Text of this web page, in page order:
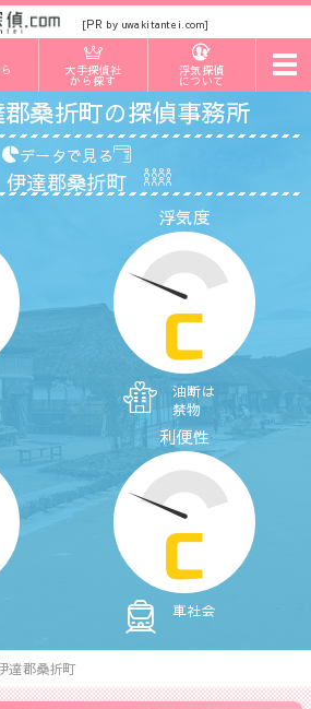
[PR by uwakitantei.com]
大手探偵社
から探す
浮気探偵
について
t
o
g
v
桑折町の探偵事務所
浮気度
C
油断は
禁物
データで見る
伊達郡桑折町
利便性
C
車社会
達郡桑折町